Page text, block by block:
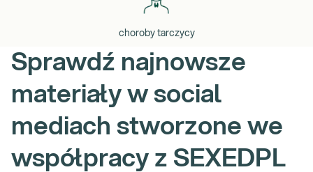
choroby tarczycy
Sprawdź najnowsze
materiały w social
mediach stworzone we
współpracy z SEXEDPL